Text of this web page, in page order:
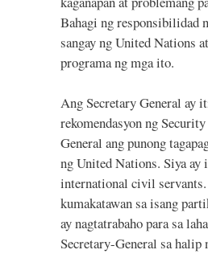
Bahagi ng responsibilidad
sangay ng United Nations
programa ng mga ito.
Ang Secretary General ay
rekomendasyon ng
General ang punong
ng United Nations. Siya ay
international civil
kumakatawan sa isang
ay nagtatrabaho para sa
Secretary-General sa halip